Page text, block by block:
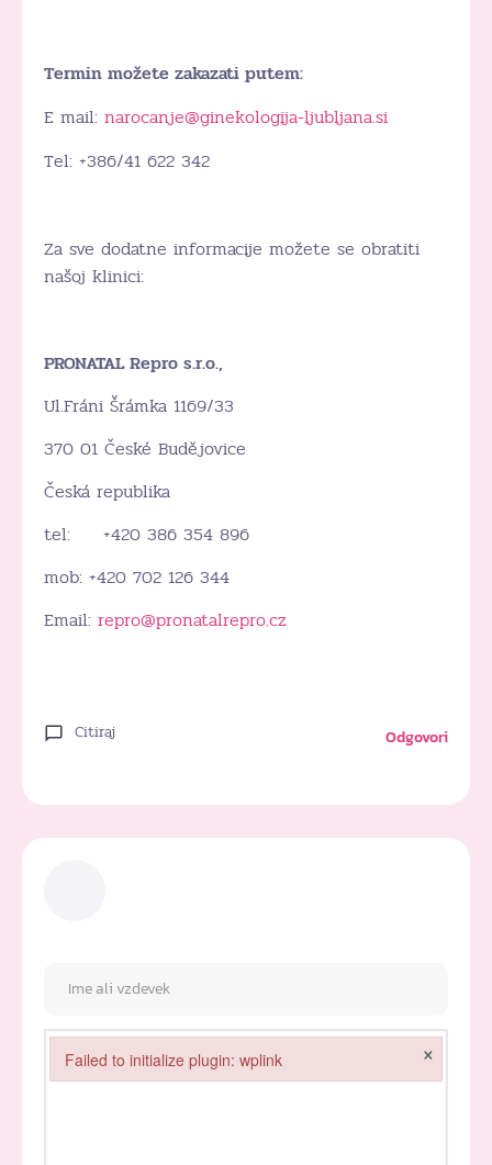
Termin možete zakazati putem:
E mail: narocanje@ginekologija-ljubljana.si
Tel: +386/41 622 342
Za sve dodatne informacije možete se obratiti
našoj klinici:
PRONATAL Repro s.r.o.,
Ul.Fráni Šrámka 1169/33
370 01 České Budějovice
Česká republika
tel: +420 386 354 896
mob: +420 702 126 344
Email: repro@pronatalrepro.cz
Citiraj Odgovori
Failed to initialize plugin: wplink ×
Failed to initialize plugin: wplink